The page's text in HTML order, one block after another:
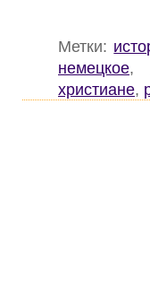
Метки:
немецкое,
христиане,